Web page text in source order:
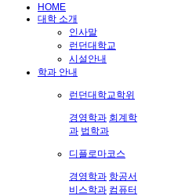
HOME
대학 소개
인사말
런던대학교
시설안내
학과 안내
런던대학교학위
경영학과 회계학
과 법학과
디플로마코스
경영학과 항공서
비스학과 컴퓨터